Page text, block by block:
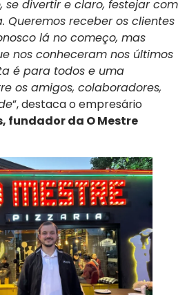
se divertir e claro, festejar com
Queremos receber os clientes
lá no começo, mas
nos conheceram nos últimos
é para todos e uma
os amigos, colaboradores,
”, destaca o empresário
fundador da O Mestre